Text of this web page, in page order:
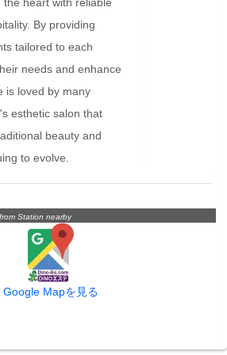
By providing
tailored to each
needs and enhance
is loved by many
esthetic salon that
beauty and
to evolve.
Station nearby
Google Mapを見る